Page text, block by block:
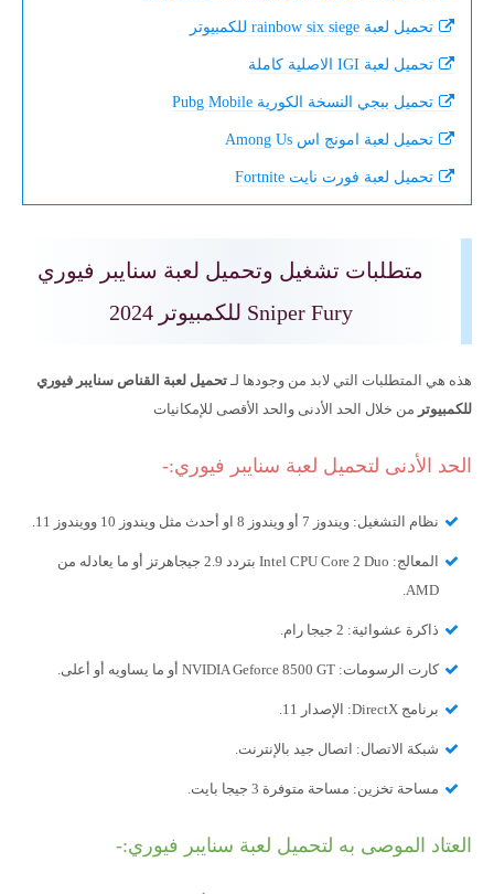
تحميل لعبة rainbow six siege للكمبيوتر
تحميل لعبة IGI الاصلية كاملة
تحميل ببجي النسخة الكورية Pubg Mobile
تحميل لعبة امونج اس Among Us
تحميل لعبة فورت نايت Fortnite
متطلبات تشغيل وتحميل لعبة سنايبر فيوري
Sniper Fury للكمبيوتر 2024
هذه هي المتطلبات التي لابد من وجودها لـ تحميل لعبة القناص سنايبر فيوري
للكمبيوتر من خلال الحد الأدنى والحد الأقصى للإمكانيات
الحد الأدنى لتحميل لعبة سنايبر فيوري:-
نظام التشغيل: ويندوز 7 أو ويندوز 8 او أحدث مثل ويندوز 10 وويندوز 11.
المعالج: Intel CPU Core 2 Duo بتردد 2.9 جيجاهرتز أو ما يعادله من
AMD.
ذاكرة عشوائية: 2 جيجا رام.
كارت الرسومات: NVIDIA Geforce 8500 GT أو ما يساويه أو أعلى.
برنامج DirectX: الإصدار 11.
شبكة الاتصال: اتصال جيد بالإنترنت.
مساحة تخزين: مساحة متوفرة 3 جيجا بايت.
العتاد الموصى به لتحميل لعبة سنايبر فيوري:-